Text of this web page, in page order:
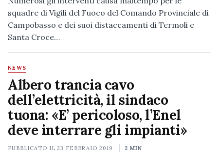
squadre di Vigili del Fuoco del Comando Provinciale di
Campobasso e dei suoi distaccamenti di Termoli e
Santa Croce…
NEWS
Albero trancia cavo
dell’elettricità, il sindaco
tuona: «E’ pericoloso, l’Enel
deve interrare gli impianti»
PUBBLICATO IL23 FEBBRAIO 2019 2 MIN